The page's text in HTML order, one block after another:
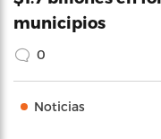
municipios
0
Noticias